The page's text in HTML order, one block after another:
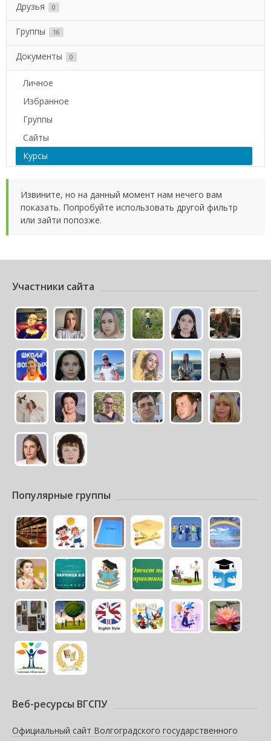
Друзья 0
Группы 16
Документы 0
Личное
Избранное
Группы
Сайты
Курсы
Извините, но на данный момент нам нечего вам
показать. Попробуйте использовать другой фильтр
или зайти попозже.
Участники сайта
Популярные группы
Веб-ресурсы ВГСПУ
Официальный сайт Волгоградского государственного